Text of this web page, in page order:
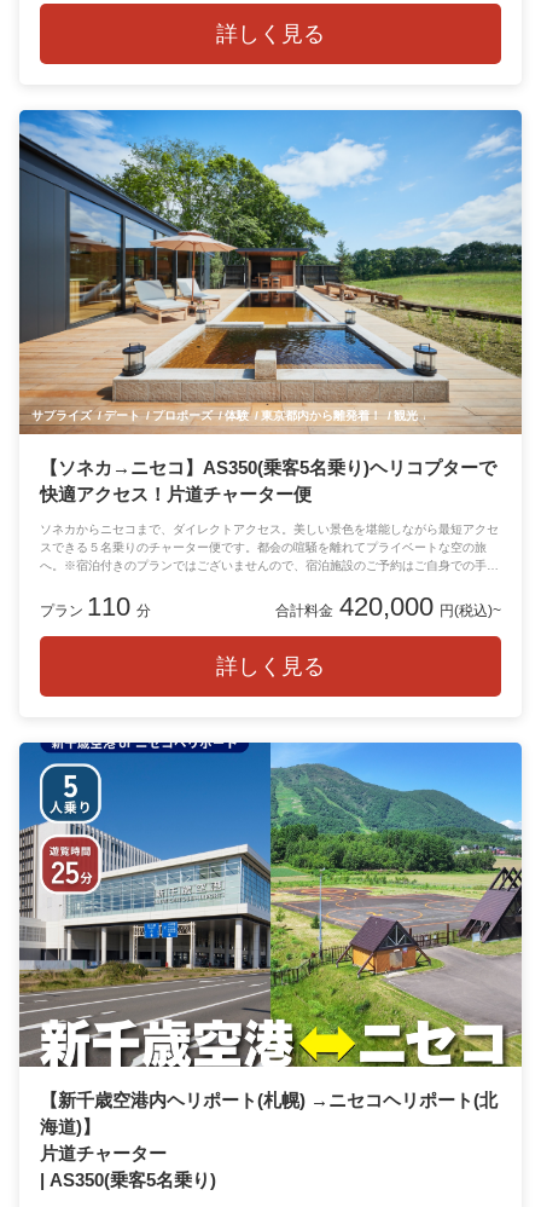
詳しく見る
サプライズ デート プロポーズ 体験 東京都内から離発着！ 観光 記念日
【ソネカ→ニセコ】AS350(乗客5名乗り)ヘリコプターで
快適アクセス！片道チャーター便
ソネカからニセコまで、ダイレクトアクセス。美しい景色を堪能しながら最短アクセ
スできる５名乗りのチャーター便です。都会の喧騒を離れてプライベートな空の旅
へ。※宿泊付きのプランではございませんので、宿泊施設のご予約はご自身での手配
プラン 110 分 合計料金 420,000 円(税込)~
詳しく見る
【新千歳空港内ヘリポート(札幌) →ニセコヘリポート(北
海道)】
片道チャーター
| AS350(乗客5名乗り)